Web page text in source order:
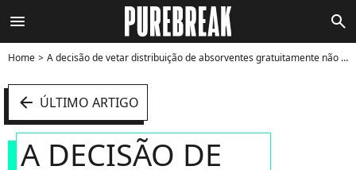
menu search
Home A decisão de vetar distribuição de absorventes gratuitamente não agradou muitas pessoas - Foto
arrow_left ÚLTIMO ARTIGO
A DECISÃO DE